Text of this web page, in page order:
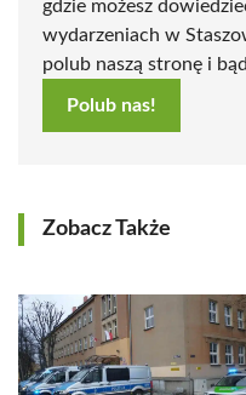
gdzie możesz
wydarzeniach w
polub naszą stronę i
Polub nas!
Zobacz Także